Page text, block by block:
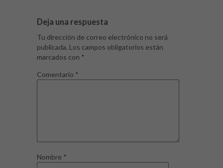
Deja una respuesta
Tu dirección de correo electrónico no será
publicada. Los campos obligatorios están
marcados con *
Comentario *
Nombre *